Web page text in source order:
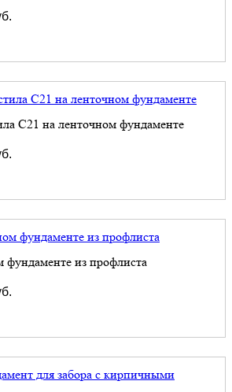
С21 на ленточном фундаменте
фундаменте из профлиста